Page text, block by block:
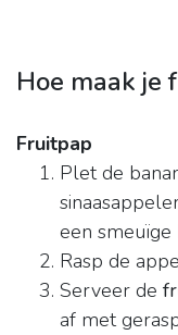
Hoe maak je
Fruitpap
Plet de
een smeuïge
Rasp de
Serveer de
af met